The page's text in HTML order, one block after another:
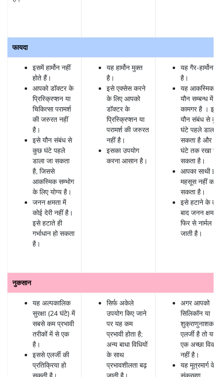
फायदा
इसमें हार्मोन नहीं
होते हैं।
आपको डॉक्टर के
प्रिस्क्रिप्शन या
चिकित्सा परामर्श
की जरुरत नहीं
है।
इसे यौन संबंध से
कुछ घंटे पहले
डाला जा सकता
है, जिससे
आकस्मिक सम्भोग
के लिए योग्य है।
जनन क्षमता में
कोई देरी नहीं है।
इसे हटाते ही
गर्भाधान हो सकता
है।
नुकसान
यह अल्पकालिक
सुरक्षा (24 घंटे) में
सबसे कम प्रभावी
तरीकों में से एक
है।
इससे एलर्जी की
प्रतिक्रिया हो
यह हार्मोन मुक्त
है।
इसे एक्सेस करने
के लिए आपको
डॉक्टर के
प्रिस्क्रिप्शन या
परामर्श की जरुरत
नहीं है।
इसका उपयोग
करना आसान है।
सिर्फ अकेले
उपयोग किए जाने
पर यह कम
प्रभावी होता है;
अन्य बाधा विधियों
के साथ
प्रभावशीलता बढ़
यह गैर-हार्मोनल
है।
यह आकस्मिक
यौन सम्बन्ध में भी
कामगर है । इसे
यौन संबंध से कुछ
घंटे पहले डाला
सकता है और 24
घंटे तक रखा जा
सकता है।
आपका साथी इसे
महसूस नहीं कर
सकता है।
इसे हटाने के
बाद जनन क्षमता
फिर से नार्मल हो
जाती है।
अगर आपको
सिलिकॉन या
शुक्राणुनाशक से
एलर्जी है तो यह
एक अच्छा
नहीं है।
यह मूत्रमार्ग के